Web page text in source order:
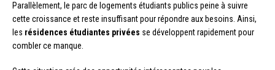
Parallèlement, le parc de logements étudiants publics peine à suivre
cette croissance et reste insuffisant pour répondre aux besoins. Ainsi,
les résidences étudiantes privées se développent rapidement pour
combler ce manque.